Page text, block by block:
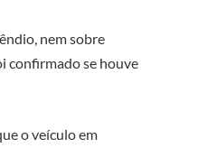
nem sobre
confirmado se houve
o veículo em